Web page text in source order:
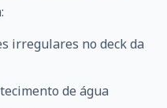
irregulares no deck da
de água